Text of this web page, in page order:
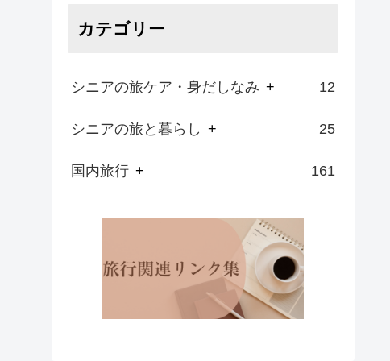
カテゴリー
シニアの旅ケア・身だしなみ + 12
シニアの旅と暮らし + 25
国内旅行 + 161